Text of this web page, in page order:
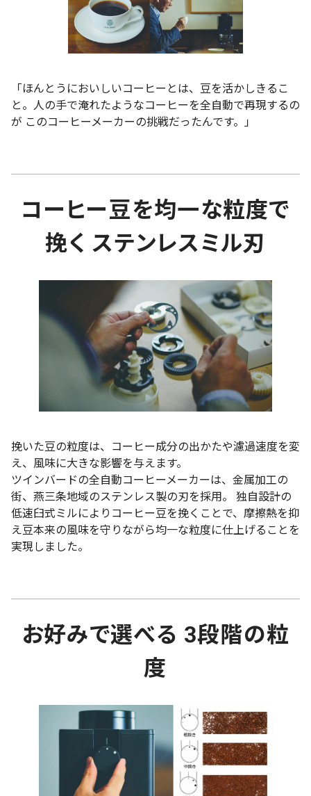
「ほんとうにおいしいコーヒーとは、豆を活かしきるこ
と。人の手で淹れたようなコーヒーを全自動で再現するの
が このコーヒーメーカーの挑戦だったんです。」
コーヒー豆を均一な粒度で
挽く ステンレスミル刃
挽いた豆の粒度は、コーヒー成分の出かたや濾過速度を変
え、風味に大きな影響を与えます。
ツインバードの全自動コーヒーメーカーは、金属加工の
街、燕三条地域のステンレス製の刃を採用。 独自設計の
低速臼式ミルによりコーヒー豆を挽くことで、摩擦熱を抑
え豆本来の風味を守りながら均一な粒度に仕上げることを
実現しました。
お好みで選べる 3段階の粒
度